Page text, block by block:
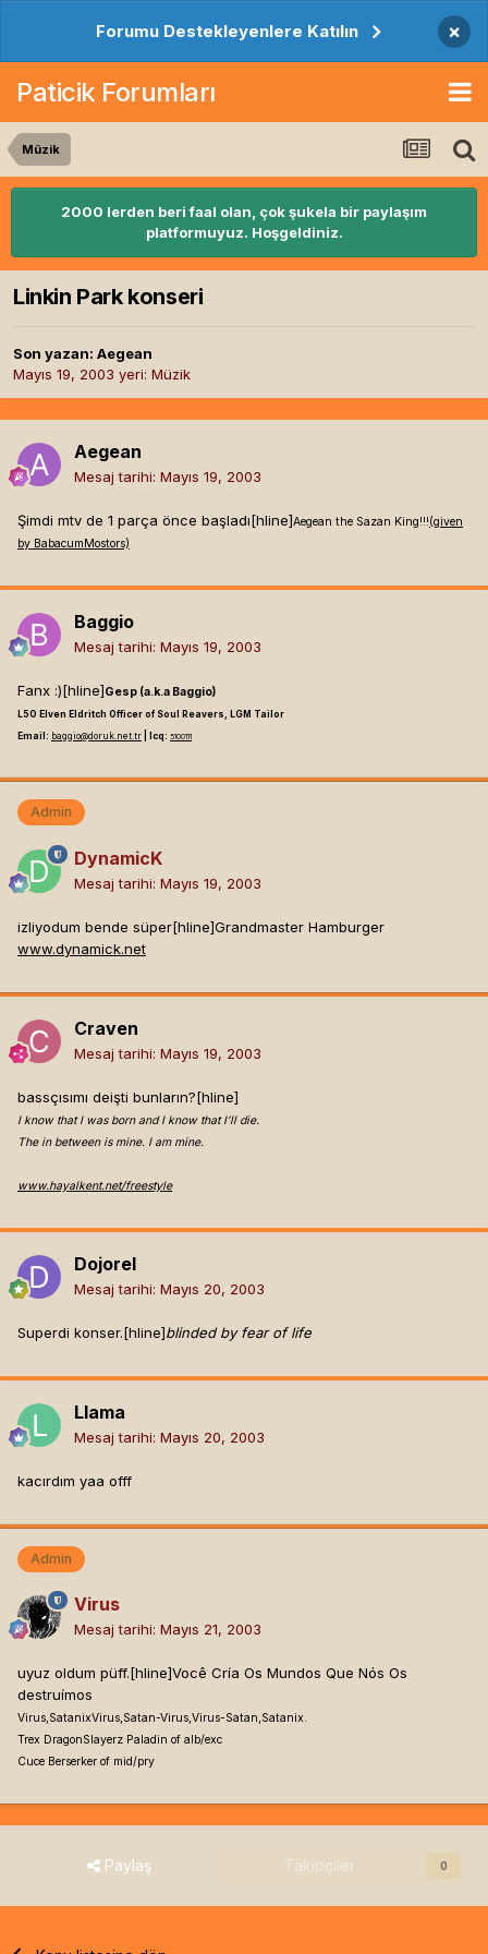
Forumu Destekleyenlere Katılın ×
Paticik Forumları
Müzik
2000 lerden beri faal olan, çok şukela bir paylaşım
platformuyuz. Hoşgeldiniz.
Linkin Park konseri
Son yazan: Aegean
Mayıs 19, 2003 yeri: Müzik
Aegean
Mesaj tarihi: Mayıs 19, 2003
Şimdi mtv de 1 parça önce başladı[hline]Aegean the Sazan King!!!(given
by BabacumMostors)
Baggio
Mesaj tarihi: Mayıs 19, 2003
Fanx :)[hline]Gesp (a.k.a Baggio)
L50 Elven Eldritch Officer of Soul Reavers, LGM Tailor
Email: baggio@doruk.net.tr | Icq: 5100111
Admin
DynamicK
Mesaj tarihi: Mayıs 19, 2003
izliyodum bende süper[hline]Grandmaster Hamburger
www.dynamick.net
Craven
Mesaj tarihi: Mayıs 19, 2003
bassçısımı deişti bunların?[hline]
I know that I was born and I know that I’ll die.
The in between is mine. I am mine.
www.hayalkent.net/freestyle
Dojorel
Mesaj tarihi: Mayıs 20, 2003
Superdi konser.[hline]blinded by fear of life
Llama
Mesaj tarihi: Mayıs 20, 2003
kacırdım yaa offf
Admin
Virus
Mesaj tarihi: Mayıs 21, 2003
uyuz oldum püff.[hline]Você Cría Os Mundos Que Nós Os
destruímos
Virus,SatanixVirus,Satan-Virus,Virus-Satan,Satanix.
Trex DragonSlayerz Paladin of alb/exc
Cuce Berserker of mid/pry
Paylaş Takipçiler 0